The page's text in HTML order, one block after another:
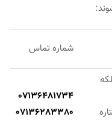
شماره تماس
07136481734
07136283380